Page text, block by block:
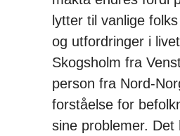
lytter til vanlige
og utfordringer i
Skogsholm fra
person fra Nord-
forståelse for
sine problemer. Det